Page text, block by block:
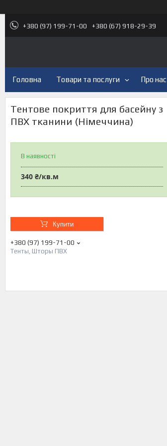
+380 (97) 199-71-00 +380 (67) 918-29-39
Головна Товари та послуги Про нас
Тентове покриття для басейну з
ПВХ тканини (Німеччина)
В наявності
340 ₴/кв.м
Купити
+380 (97) 199-71-00
Тенты, Шторы ПВХ